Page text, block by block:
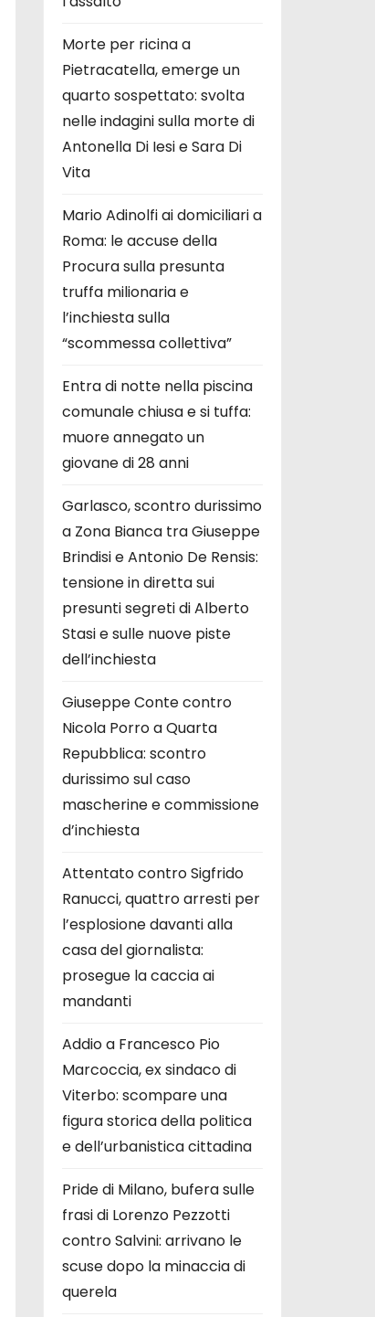
Morte per ricina a
Pietracatella, emerge un
quarto sospettato: svolta
nelle indagini sulla morte di
Antonella Di Iesi e Sara Di
Vita
Mario Adinolfi ai domiciliari a
Roma: le accuse della
Procura sulla presunta
truffa milionaria e
l’inchiesta sulla
“scommessa collettiva”
Entra di notte nella piscina
comunale chiusa e si tuffa:
muore annegato un
giovane di 28 anni
Garlasco, scontro durissimo
a Zona Bianca tra Giuseppe
Brindisi e Antonio De Rensis:
tensione in diretta sui
presunti segreti di Alberto
Stasi e sulle nuove piste
dell’inchiesta
Giuseppe Conte contro
Nicola Porro a Quarta
Repubblica: scontro
durissimo sul caso
mascherine e commissione
d’inchiesta
Attentato contro Sigfrido
Ranucci, quattro arresti per
l’esplosione davanti alla
casa del giornalista:
prosegue la caccia ai
mandanti
Addio a Francesco Pio
Marcoccia, ex sindaco di
Viterbo: scompare una
figura storica della politica
e dell’urbanistica cittadina
Pride di Milano, bufera sulle
frasi di Lorenzo Pezzotti
contro Salvini: arrivano le
scuse dopo la minaccia di
querela